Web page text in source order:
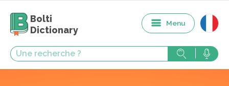
Bolti
Dictionary
Menu